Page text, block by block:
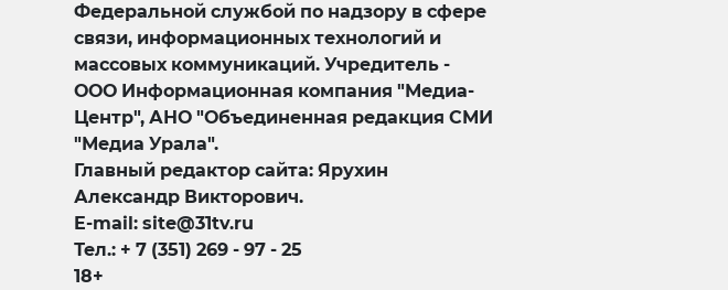
Федеральной службой по надзору в сфере
связи, информационных технологий и
массовых коммуникаций. Учредитель -
ООО Информационная компания "Медиа-
Центр", АНО "Объединенная редакция СМИ
"Медиа Урала".
Главный редактор сайта: Ярухин
Александр Викторович.
E-mail: site@31tv.ru
Тел.: + 7 (351) 269 - 97 - 25
18+